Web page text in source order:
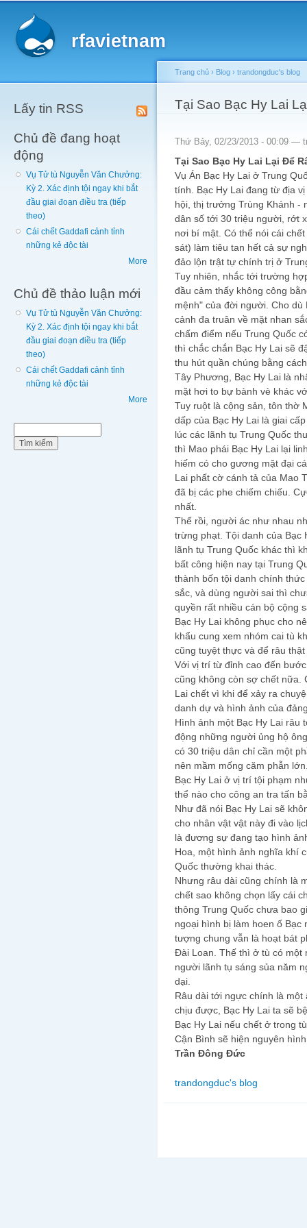
rfavietnam
Lấy tin RSS
Chủ đề đang hoạt
động
Vụ Tử tù Nguyễn Văn Chưởng:
Kỳ 2. Xác định tội ngay khi bắt
đầu giai đoạn điều tra (tiếp
theo)
Cái chết Gaddafi cảnh tỉnh
những kẻ độc tài
More
Chủ đề thảo luận mới
Vụ Tử tù Nguyễn Văn Chưởng:
Kỳ 2. Xác định tội ngay khi bắt
đầu giai đoạn điều tra (tiếp
theo)
Cái chết Gaddafi cảnh tỉnh
những kẻ độc tài
More
You are here
Trang chủ › Blog › trandongduc's blog
Tại Sao Bạc Hy Lai
Thứ Bảy, 02/23/2013 - 00:09 —
Tại Sao Bạc Hy Lai Lại Để
Vụ Án Bạc Hy Lai ở Trung
tính. Bạc Hy Lai đang từ địa
hội, thị trưởng Trùng Khánh -
dân số tới 30 triệu người, rớt
nơi bí mật. Có thể nói cái
sát) làm tiêu tan hết cả sự
đảo lộn trật tự chính trị ở
Tuy nhiên, nhắc tới trường
đầu cảm thấy không công
mệnh" của đời người. Cho dù
cảnh đa truân về mặt nhan
chấm điểm nếu Trung Quốc
thì chắc chắn Bạc Hy Lai sẽ
thu hút quần chúng bằng
Tây Phương, Bạc Hy Lai là
mặt hơi to bự bành vè khác
Tuy ruột là cộng sản, tôn thờ
dấp của Bạc Hy Lai là giai
lúc các lãnh tụ Trung Quốc
thì Mao phái Bạc Hy Lai lại
hiếm có cho gương mặt đại
Lai phất cờ cánh tả của Mao
đã bị các phe chiếm chiếu.
nhất.
Thế rồi, người ác như nhau
trừng phạt. Tội danh của Bạc
lãnh tụ Trung Quốc khác thì
bất công hiện nay tại Trung
thành bốn tội danh chính
sắc, và dùng người sai thì
quyền rất nhiều cán bộ cộng
Bạc Hy Lai không phục cho
khẩu cung xem nhóm cai tù
cũng tuyệt thực và để râu
Với vị trí từ đỉnh cao đến
cũng không còn sợ chết nữa.
Lai chết vì khi để xảy ra
danh dự và hình ảnh của
Hình ảnh một Bạc Hy Lai râu
động những người ủng hộ
có 30 triệu dân chỉ cần một
nên mầm mống căm phẫn
Bạc Hy Lai ở vị trí tội phạm
thể nào cho công an tra tấn
Như đã nói Bạc Hy Lai sẽ
cho nhân vật vật này đi vào
là đương sự đang tạo hình
Hoa, một hình ảnh nghĩa khí
Quốc thường khai thác.
Nhưng râu dài cũng chính là
chết sao không chọn lấy cái
thông Trung Quốc chưa bao
ngoại hình bị làm hoen ố Bạc
tượng chung vẫn là hoạt bát
Đài Loan. Thế thì ở tù có một
người lãnh tụ sáng sủa năm
dại.
Râu dài tới ngực chính là
chịu được, Bạc Hy Lai ta sẽ
Bạc Hy Lai nếu chết ở trong
Cận Bình sẽ hiện nguyên
Trần Đông Đức
trandongduc's blog